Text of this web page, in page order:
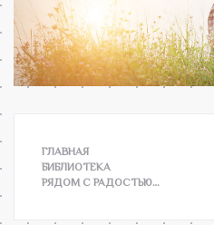
ГЛАВНАЯ
БИБЛИОТЕКА
РЯДОМ С РАДОСТЬЮ…